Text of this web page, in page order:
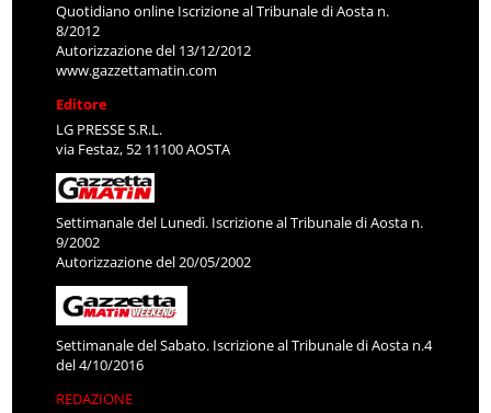
Quotidiano online Iscrizione al Tribunale di Aosta n.
8/2012
Autorizzazione del 13/12/2012
www.gazzettamatin.com
Editore
LG PRESSE S.R.L.
via Festaz, 52 11100 AOSTA
Settimanale del Lunedì. Iscrizione al Tribunale di Aosta n.
9/2002
Autorizzazione del 20/05/2002
Settimanale del Sabato. Iscrizione al Tribunale di Aosta n.4
del 4/10/2016
REDAZIONE